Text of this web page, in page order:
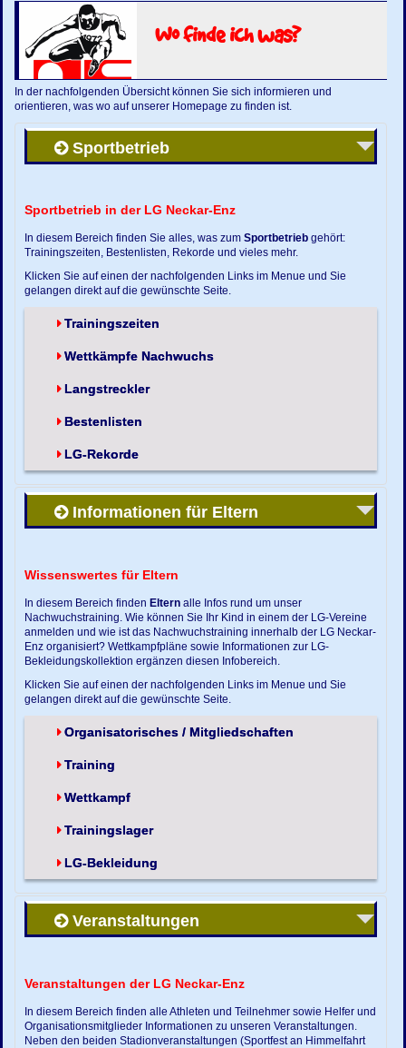
Wo finde ich was?
In der nachfolgenden Übersicht können Sie sich informieren und
orientieren, was wo auf unserer Homepage zu finden ist.
Sportbetrieb
Sportbetrieb in der LG Neckar-Enz
In diesem Bereich finden Sie alles, was zumSportbetrieb gehört:
Trainingszeiten, Bestenlisten, Rekorde und vieles mehr.
Klicken Sie auf einen der nachfolgenden Links im Menue und Sie
gelangen direkt auf die gewünschte Seite.
Trainingszeiten
Wettkämpfe Nachwuchs
Langstreckler
Bestenlisten
LG-Rekorde
Informationen für Eltern
Wissenswertes für Eltern
In diesem Bereich finden Eltern alle Infos rund um unser
Nachwuchstraining. Wie können Sie Ihr Kind in einem der LG-Vereine
anmelden und wie ist das Nachwuchstraining innerhalb der LG Neckar-
Enz organisiert? Wettkampfpläne sowie Informationen zur LG-
Bekleidungskollektion ergänzen diesen Infobereich.
Klicken Sie auf einen der nachfolgenden Links im Menue und Sie
gelangen direkt auf die gewünschte Seite.
Organisatorisches / Mitgliedschaften
Training
Wettkampf
Trainingslager
LG-Bekleidung
Veranstaltungen
Veranstaltungen der LG Neckar-Enz
In diesem Bereich finden alle Athleten und Teilnehmer sowie Helfer und
Organisationsmitglieder Informationen zu unseren Veranstaltungen.
Neben den beiden Stadionveranstaltungen (Sportfest an Himmelfahrt